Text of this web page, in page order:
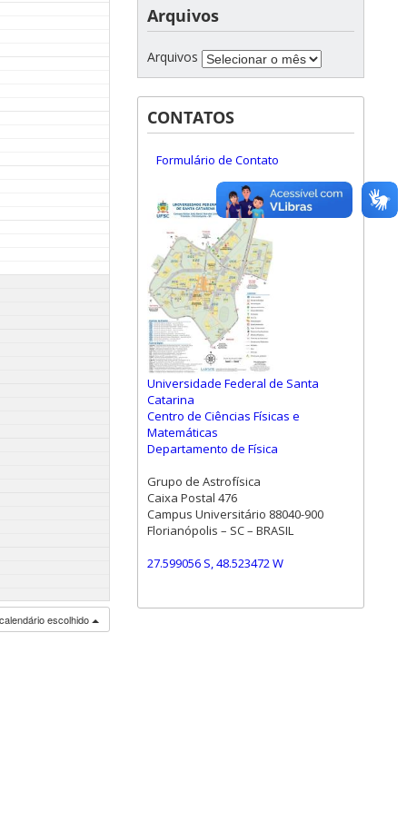
escolhido
Arquivos
Arquivos
CONTATOS
Formulário de Contato
Universidade Federal de Santa
Catarina
Centro de Ciências Físicas e
Matemáticas
Departamento de Física
Grupo de Astrofísica
Caixa Postal 476
Campus Universitário 88040-900
Florianópolis – SC – BRASIL
27.599056 S, 48.523472 W